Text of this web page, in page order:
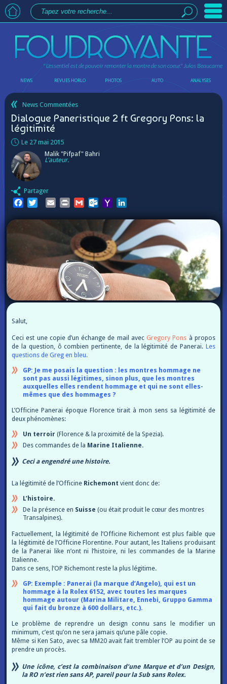
" L'essentiel est de pouvoir remonter la montre de son coeur."Julos Beaucarne
NEWS REVUES HORLO PHOTOS AUTO ANALYSES
News Commentées
Dialogue Paneristique 2 ft Gregory Pons: la
légitimité
Le 27 mai 2015
Malik "Pifpaf" Bahri
L'auteur.
Partager
FacebookTwitterEmailPrint GmailOutlook.com
Yahoo
Salut,
Ceci est une copie d’un échange de mail avecGregory Pons à propos
de la question, ô combien pertinente, de la légitimité de Panerai. Les
questions de Greg en bleu.
GP: Je me posais la question : les montres hommage ne
sont pas aussi légitimes, sinon plus, que les montres
auxquelles elles rendent hommage et qui ne sont elles-
mêmes que des hommages ?
L’Officine Panerai époque Florence tirait à mon sens sa légitimité de
deux phénomènes:
Un terroir (Florence & la proximité de la Spezia).
Des commandes de la Marine Italienne.
Ceci a engendré une histoire.
La légitimité de l’Officine Richemont vient donc de:
L’histoire.
De la présence en Suisse (ou était produit le cœur des montres
Transalpines).
Factuellement, la légitimité de l’Officine Richemont est plus faible que
la légitimité de l’Officine Florentine. Pour autant, les Italiens produisant
de la Panerai like n’ont ni l’histoire, ni les commandes de la Marine
Italienne.
Dans ce sens, l’OP Richemont reste la plus légitime.
GP: Exemple : Panerai (la marque d’Angelo), qui est un
hommage à la Rolex 6152, avec toutes les marques
hommage autour (Marina Militare, Ennebi, Gruppo Gamma
qui fait du bronze à 600 dollars, etc.).
Le problème de reprendre un design connu sans le modifier un
minimum, c’est qu’on ne sera jamais qu’une pâle copie.
Même si Ken Sato, avec sa MM20 avait fait trembler l’OP au point de se
prendre un procès.
Une icône, c’est la combinaison d’une Marque et d’un Design,
la RO n’est rien sans AP, pareil pour la Sub sans Rolex.